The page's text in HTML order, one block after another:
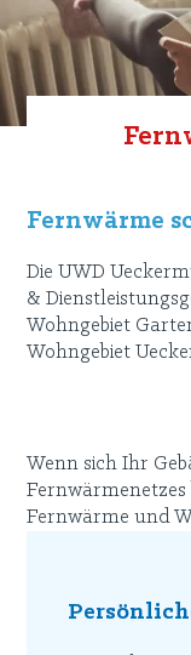
Fernwärme
Die UWD
&
Wohngebiet
Wohngebiet
Wenn sich Ihr
Fernwärme und